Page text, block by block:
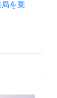
を乗